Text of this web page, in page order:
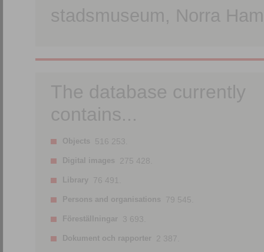
stadsmuseum, Norra
The database currently
contains...
Objects 516 253.
Digital images 275 428.
Library 76 491.
Persons and organisations 79 545.
Föreställningar 3 693.
Dokument och rapporter 2 387.